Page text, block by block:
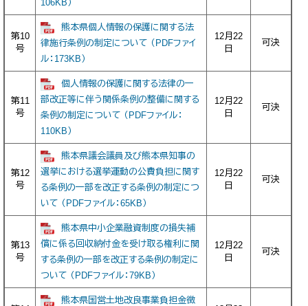
106KB）
第10
号
熊本県個人情報の保護に関する法
律施行条例の制定について （PDFファイ
ル：173KB）
12月22
日
可決
第11
号
個人情報の保護に関する法律の一
部改正等に伴う関係条例の整備に関する
条例の制定について （PDFファイル：
110KB）
12月22
日
可決
第12
号
熊本県議会議員及び熊本県知事の
選挙における選挙運動の公費負担に関す
る条例の一部を改正する条例の制定につ
いて （PDFファイル：65KB）
12月22
日
可決
第13
号
熊本県中小企業融資制度の損失補
償に係る回収納付金を受け取る権利に関
する条例の一部を改正する条例の制定に
ついて （PDFファイル：79KB）
12月22
日
可決
熊本県国営土地改良事業負担金徴